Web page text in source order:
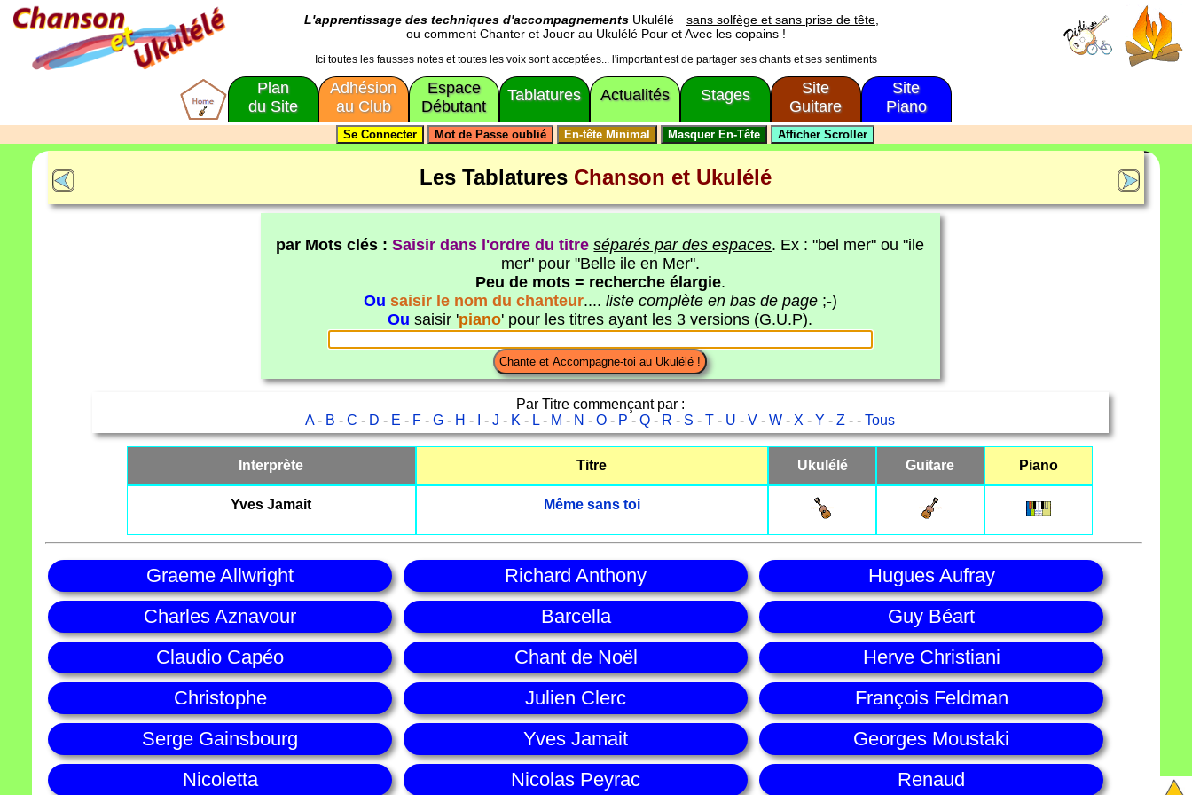
L'apprentissage des techniques d'accompagnements Ukulélé
sans solfège et sans prise de tête,
ou comment Chanter et Jouer au Ukulélé Pour et Avec les copains !
Ici toutes les fausses notes et toutes les voix sont acceptées... l'important est de partager ses chants et ses sentiments
Plan
du Site
Adhésion
au Club
Espace
Débutant
Tablatures Actualités Stages
Site
Guitare
Site
Piano
Les Tablatures Chanson et Ukulélé
par Mots clés :Saisir dans l'ordre du titre séparés par des espaces. Ex : "bel mer" ou "ile
mer" pour "Belle ile en Mer".
Peu de mots = recherche élargie.
Ou saisir le nom du chanteur.... liste complète en bas de page;-)
Ou saisir 'piano' pour les titres ayant les 3 versions (G.U.P).
Par Titre commençant par :
A- B -C - D - E - F -G - H - -J - K - L - M - N -O - P -Q - R - S -T - U -V -W - X -Y -Z - -Tous
Interprète Titre Ukulélé Guitare Piano
Yves Jamait Même sans toi
Graeme Allwright Richard Anthony
Hugues Aufray
Charles Aznavour
Barcella
Guy Béart
Claudio Capéo
Chant de Noël
Herve Christiani
Christophe
Julien Clerc
François Feldman
Serge Gainsbourg
Yves Jamait
Georges Moustaki
Nicoletta
Nicolas Peyrac Renaud